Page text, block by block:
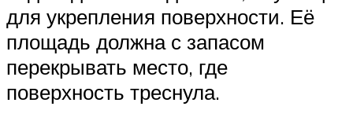
для укрепления поверхности. Её
площадь должна с запасом
перекрывать место, где
поверхность треснула.